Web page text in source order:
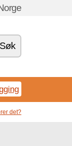
Søk
det?